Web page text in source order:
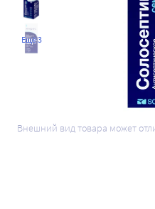
Ещё 3
Внешний вид товара может